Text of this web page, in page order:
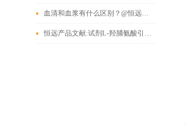
血清和血浆有什么区别？@恒远生物
恒远产品文献:试剂L-羟脯氨酸引用文献